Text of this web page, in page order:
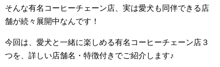
そんな有名コーヒーチェーン店、実は愛犬も同伴できる店
舗が続々展開中なんです！
今回は、愛犬と一緒に楽しめる有名コーヒーチェーン店３
つを、詳しい店舗名・特徴付きでご紹介します♪